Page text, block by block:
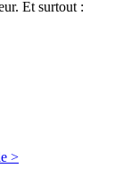
Et surtout :
>